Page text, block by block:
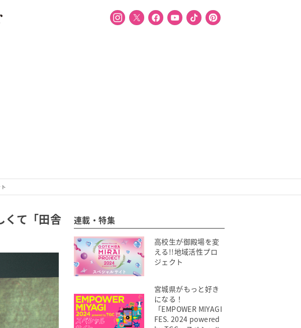
くて「田舎
連載・特集
高校生が御殿場を変
える!!地域活性プロ
ジェクト
宮城県がもっと好き
になる！
「EMPOWER MIYAGI
FES. 2024 powered